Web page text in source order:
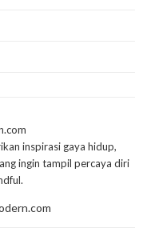
inspirasi gaya hidup,
ingin tampil percaya diri